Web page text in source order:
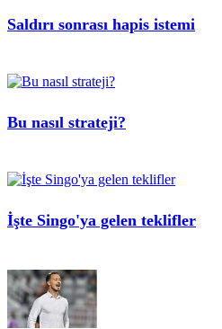
Saldırı sonrası hapis istemi
Bu nasıl strateji?
İşte Singo'ya gelen teklifler